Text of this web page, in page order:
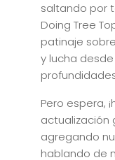
saltando por
Doing Tree
patinaje
y lucha
Pero espera,
actualización
agregando
hablando de